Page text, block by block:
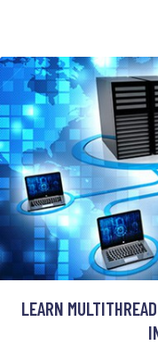
LEARN